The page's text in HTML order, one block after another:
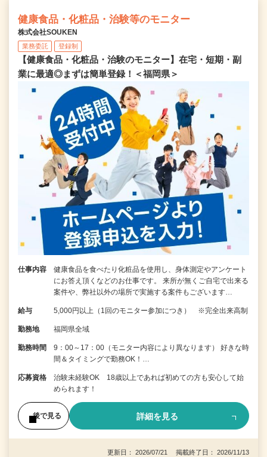
健康食品・化粧品・治験等のモニター
株式会社SOUKEN
業務委託 登録制
【健康食品・化粧品・治験のモニター】在宅・短期・副
業に最適◎まずは簡単登録！＜福岡県＞
仕事内容
健康食品を食べたり化粧品を使用し、身体測定やアンケート
にお答え頂くなどのお仕事です。 来所が無くご自宅で出来る
案件や、弊社以外の場所で実施する案件もございます…
給与 5,000円以上（1回のモニター参加につき） ※完全出来高制
勤務地 福岡県全域
勤務時間
9：00～17：00（モニター内容により異なります） 好きな時
間＆タイミングで勤務OK！…
応募資格
治験未経験OK 18歳以上であれば初めての方も安心して始
められます！
後で見る 詳細を見る
更新日： 2026/07/21 掲載終了日： 2026/11/13